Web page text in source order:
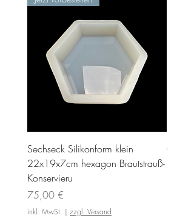
Sechseck Silikonform klein
22x19x7cm hexagon Brautstrauß-
Konservieru
Preis
75,00 €
inkl. MwSt. | zzgl. Versand